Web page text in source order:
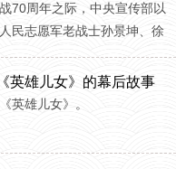
70周年之际，中央宣传部以
民志愿军老战士孙景坤、徐
英雄儿女》的幕后故事
雄儿女》。